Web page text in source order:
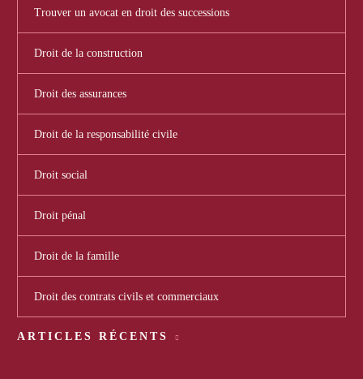
Trouver un avocat en droit des successions
Droit de la construction
Droit des assurances
Droit de la responsabilité civile
Droit social
Droit pénal
Droit de la famille
Droit des contrats civils et commerciaux
ARTICLES RÉCENTS